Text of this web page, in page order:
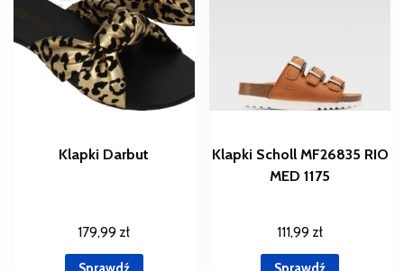
Klapki Darbut
179,99 zł
Klapki Scholl MF26835 RIO
MED 1175
111,99 zł